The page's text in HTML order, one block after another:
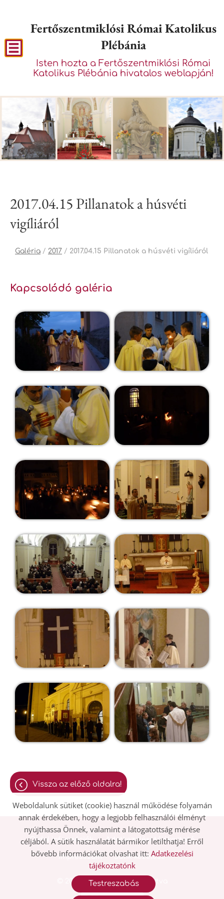
Fertőszentmiklósi Római Katolikus
Plébánia
Isten hozta a Fertőszentmiklósi Római
Katolikus Plébánia hivatalos weblapján!
2017.04.15 Pillanatok a húsvéti
vigíliáról
Galéria / 2017 / 2017.04.15 Pillanatok a húsvéti vigíliáról
Kapcsolódó galéria
vissza az előző oldalra!
© 2026 - Minden jog fenntartva
Oldal információk Adatkezelési tájékoztató
Impresszum Sütik kezelése
Testreszabás
Weboldalunk sütiket (cookie) használ működése folyamán
annak érdekében, hogy a legjobb felhasználói élményt
nyújthassa Önnek, valamint a látogatottság mérése
céljából. A sütik használatát bármikor letilthatja! Erről
bővebb információkat olvashat itt: Adatkezelési
tájékoztatónk